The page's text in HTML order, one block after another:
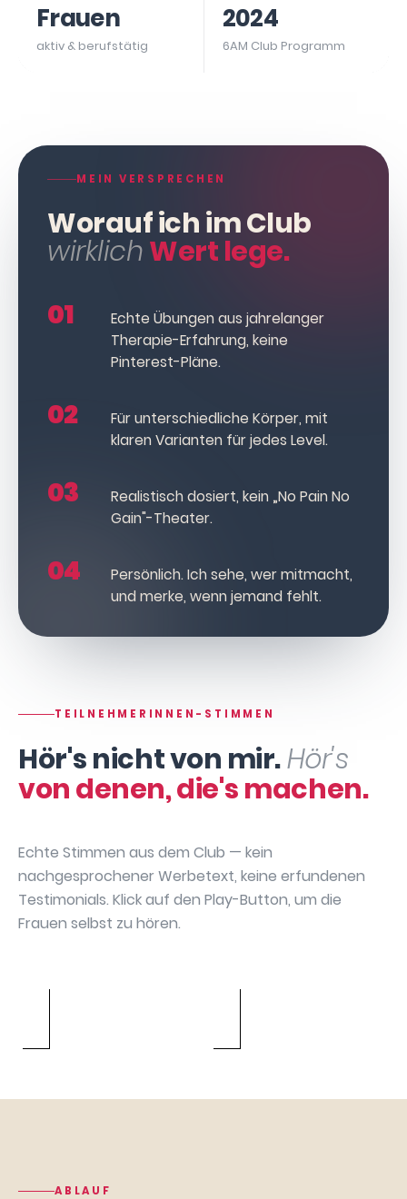
Frauen
aktiv & berufstätig
2024
6AM Club Programm
MEIN VERSPRECHEN
Worauf ich im Club
wirklichWert lege.
01
Echte Übungen aus jahrelanger
Therapie-Erfahrung, keine
Pinterest-Pläne.
02
Für unterschiedliche Körper, mit
klaren Varianten für jedes Level.
03
Realistisch dosiert, kein „No Pain No
Gain"-Theater.
04
Persönlich. Ich sehe, wer mitmacht,
und merke, wenn jemand fehlt.
TEILNEHMERINNEN-STIMMEN
Hör's nicht von mir.Hör's
von denen, die's machen.
Echte Stimmen aus dem Club — kein
nachgesprochener Werbetext, keine erfundenen
Testimonials. Klick auf den Play-Button, um die
Frauen selbst zu hören.
ABLAUF